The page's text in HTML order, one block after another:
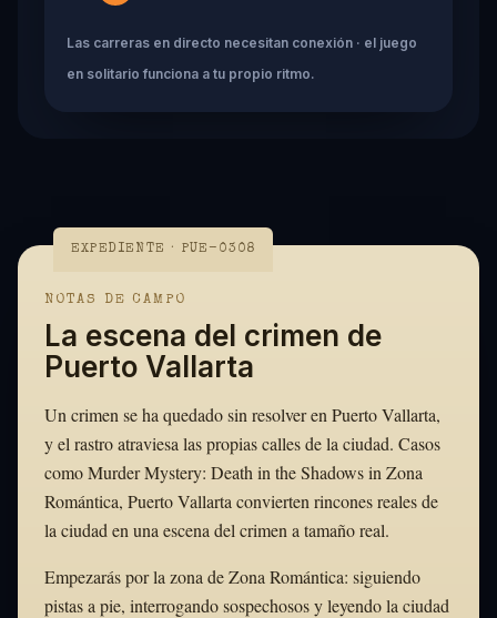
Las carreras en directo necesitan conexión · el juego
en solitario funciona a tu propio ritmo.
EXPEDIENTE · PUE-0308
NOTAS DE CAMPO
La escena del crimen de
Puerto Vallarta
Un crimen se ha quedado sin resolver en Puerto Vallarta,
y el rastro atraviesa las propias calles de la ciudad. Casos
como Murder Mystery: Death in the Shadows in Zona
Romántica, Puerto Vallarta convierten rincones reales de
la ciudad en una escena del crimen a tamaño real.
Empezarás por la zona de Zona Romántica: siguiendo
pistas a pie, interrogando sospechosos y leyendo la ciudad